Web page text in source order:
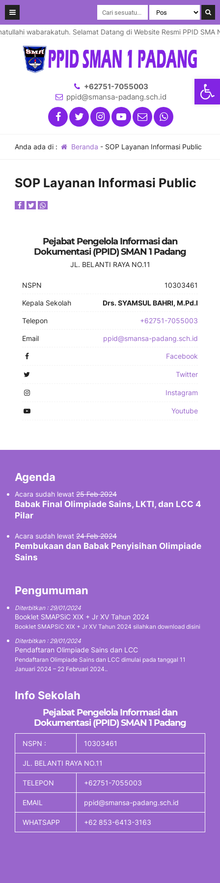
wabarakatuh. Selamat Datang di Website Resmi PPID
+62751-7055003
ppid@smansa-padang.sch.id
Anda ada di : Beranda - SOP Layanan Informasi Public
SOP Layanan Informasi Public
Pejabat Pengelola Informasi dan
Dokumentasi (PPID) SMAN 1 Padang
JL. BELANTI RAYA NO.11
NSPN 10303461
Kepala Sekolah Drs. SYAMSUL BAHRI, M.Pd.I
Telepon +62751-7055003
Email ppid@smansa-padang.sch.id
Facebook
Twitter
Instagram
Youtube
Agenda
Acara sudah lewat 25 Feb 2024
Babak Final Olimpiade Sains, LKTI, dan LCC 4
Pilar
Acara sudah lewat 24 Feb 2024
Pembukaan dan Babak Penyisihan Olimpiade
Sains
Pengumuman
Diterbitkan : 29/01/2024
Booklet SMAPSiC XIX + Jr XV Tahun 2024
Booklet SMAPSiC XIX + Jr XV Tahun 2024 silahkan download disini
Diterbitkan : 29/01/2024
Pendaftaran Olimpiade Sains dan LCC
Pendaftaran Olimpiade Sains dan LCC dimulai pada tanggal 11
Januari 2024 – 22 Februari 2024..
Info Sekolah
Pejabat Pengelola Informasi dan
Dokumentasi (PPID) SMAN 1 Padang
NSPN : 10303461
JL. BELANTI RAYA NO.11
TELEPON +62751-7055003
EMAIL ppid@smansa-padang.sch.id
WHATSAPP +62 853-6413-3163